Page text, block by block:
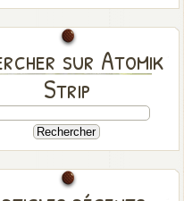
sur Atomik
Strip